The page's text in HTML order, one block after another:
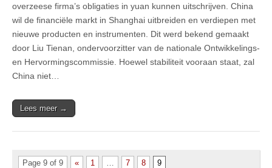
overzeese firma’s obligaties in yuan kunnen uitschrijven. China
wil de financiële markt in Shanghai uitbreiden en verdiepen met
nieuwe producten en instrumenten. Dit werd bekend gemaakt
door Liu Tienan, ondervoorzitter van de nationale Ontwikkelings-
en Hervormingscommissie. Hoewel stabiliteit vooraan staat, zal
China niet…
Lees meer →
Page 9 of 9 « 1 7 8 9